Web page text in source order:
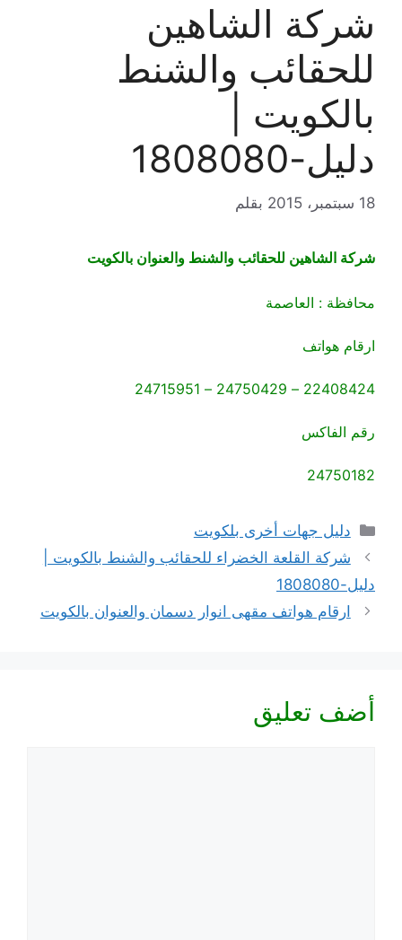
شركة الشاهين
للحقائب والشنط
بالكويت |
دليل-1808080
18 سبتمبر، 2015 بقلم
شركة الشاهين للحقائب والشنط والعنوان بالكويت
محافظة : العاصمة
ارقام هواتف
22408424 – 24750429 – 24715951
رقم الفاكس
24750182
التصنيفات
دليل جهات أخرى بلكويت
شركة القلعة الخضراء للحقائب والشنط بالكويت |
دليل-1808080
ارقام هواتف مقهى انوار دسمان والعنوان بالكويت
أضف تعليق